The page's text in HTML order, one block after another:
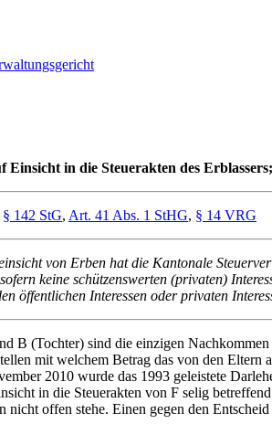
Einsicht in die Steuerakten des
§ 142 StG, Art. 41 Abs. 1 StHG, § 14 VRG
von Erben hat die Kantonale
keine schützenswerten (privaten)
öffentlichen Interessen oder privaten
B (Tochter) sind die einzigen
mit welchem Betrag das von den
2010 wurde das 1993 geleistete
in die Steuerakten von F selig
nicht offen stehe. Einen gegen den